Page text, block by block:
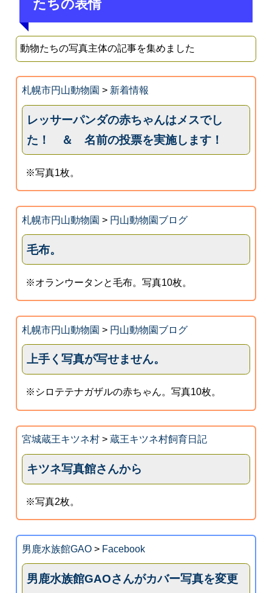
たちの表情
動物たちの写真主体の記事を集めました
札幌市円山動物園 > 新着情報
レッサーパンダの赤ちゃんはメスでし
た！ ＆ 名前の投票を実施します！
※写真1枚。
札幌市円山動物園 > 円山動物園ブログ
毛布。
※オランウータンと毛布。写真10枚。
札幌市円山動物園 > 円山動物園ブログ
上手く写真が写せません。
※シロテテナガザルの赤ちゃん。写真10枚。
宮城蔵王キツネ村> 蔵王キツネ村飼育日記
キツネ写真館さんから
※写真2枚。
男鹿水族館GAO> Facebook
男鹿水族館GAOさんがカバー写真を変更